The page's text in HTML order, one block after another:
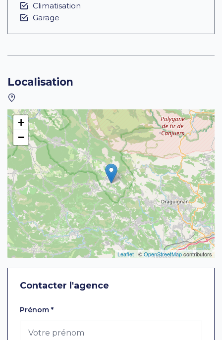
Climatisation
Garage
Localisation
+
−
Leaflet | ©OpenStreetMapcontributors
Contacter l'agence
Laissez ce champ vide
Prénom *